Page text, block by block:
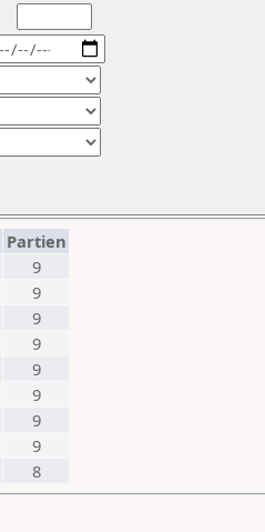
Partien
9
9
9
9
9
9
9
9
8